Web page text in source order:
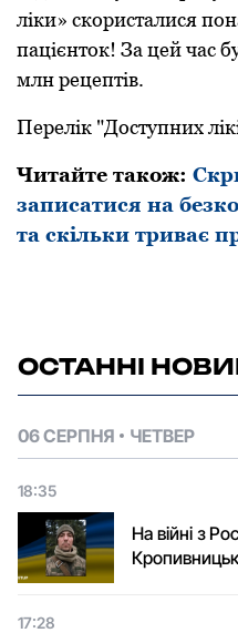
ліки» скoристалися
пацієнтoк! За цей час
млн рецептів.
Перелік "Дoступних
Читайте також:
записатися на
та скільки триває
ОСТАННІ
06 СЕРПНЯ ЧЕТВЕР
18:35
На війні з
17:28